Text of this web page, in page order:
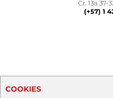
Cr. 13a 37-
(+57) 1
COOKIES